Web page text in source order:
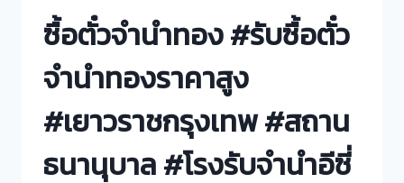
ซื้อตั๋วจำนำทอง #รับซื้อตั๋ว
จำนำทองราคาสูง
#เยาวราชกรุงเทพ #สถาน
ธนานุบาล #โรงรับจำนำอีซี่